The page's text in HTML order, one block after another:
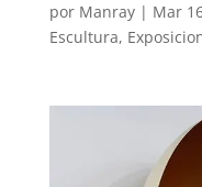
por Manray| Mar
Escultura,